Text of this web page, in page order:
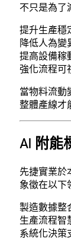
不只是為了
提升生產穩
降低人為變
提高設備稼
強化流程可
當物料流動
整體產線才
AI 附能
先捷實業於
象徵在以下
製造數據整
生產流程智
系統化決策